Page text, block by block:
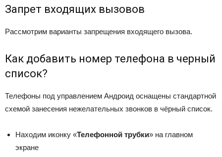
Запрет входящих вызовов
Рассмотрим варианты запрещения входящего вызова.
Как добавить номер телефона в черный
список?
Телефоны под управлением Андроид оснащены стандартной
схемой занесения нежелательных звонков в чёрный список.
Находим иконку «Телефонной трубки» на главном
экране